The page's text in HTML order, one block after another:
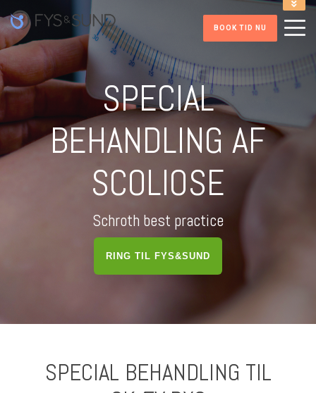
INFORMATION VED TIDSBOOKNING
ONLINE INDMELDELSE FITNESS
RING PÅ 86 41 52 32
HENT FITNESS APP
BOOK TID NU
SPECIAL
BEHANDLING AF
SCOLIOSE
Schroth best practice
RING TIL FYS&SUND
SPECIAL BEHANDLING TIL